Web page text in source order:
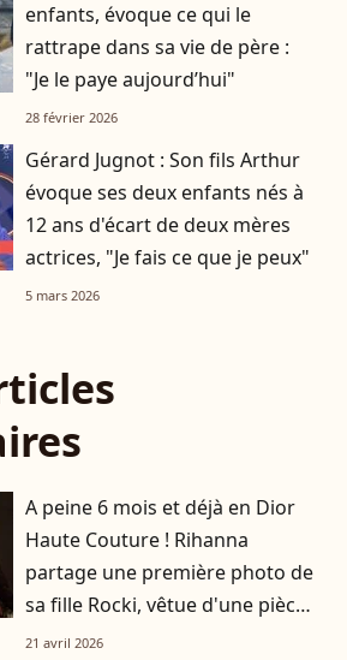
enfants, évoque ce qui le
rattrape dans sa vie de père :
"Je le paye aujourd’hui"
28 février 2026
Gérard Jugnot : Son fils Arthur
évoque ses deux enfants nés à
12 ans d'écart de deux mères
actrices, "Je fais ce que je peux"
5 mars 2026
A peine 6 mois et déjà en Dior
Haute Couture ! Rihanna
partage une première photo de
sa fille Rocki, vêtue d'une pièce
unique
21 avril 2026